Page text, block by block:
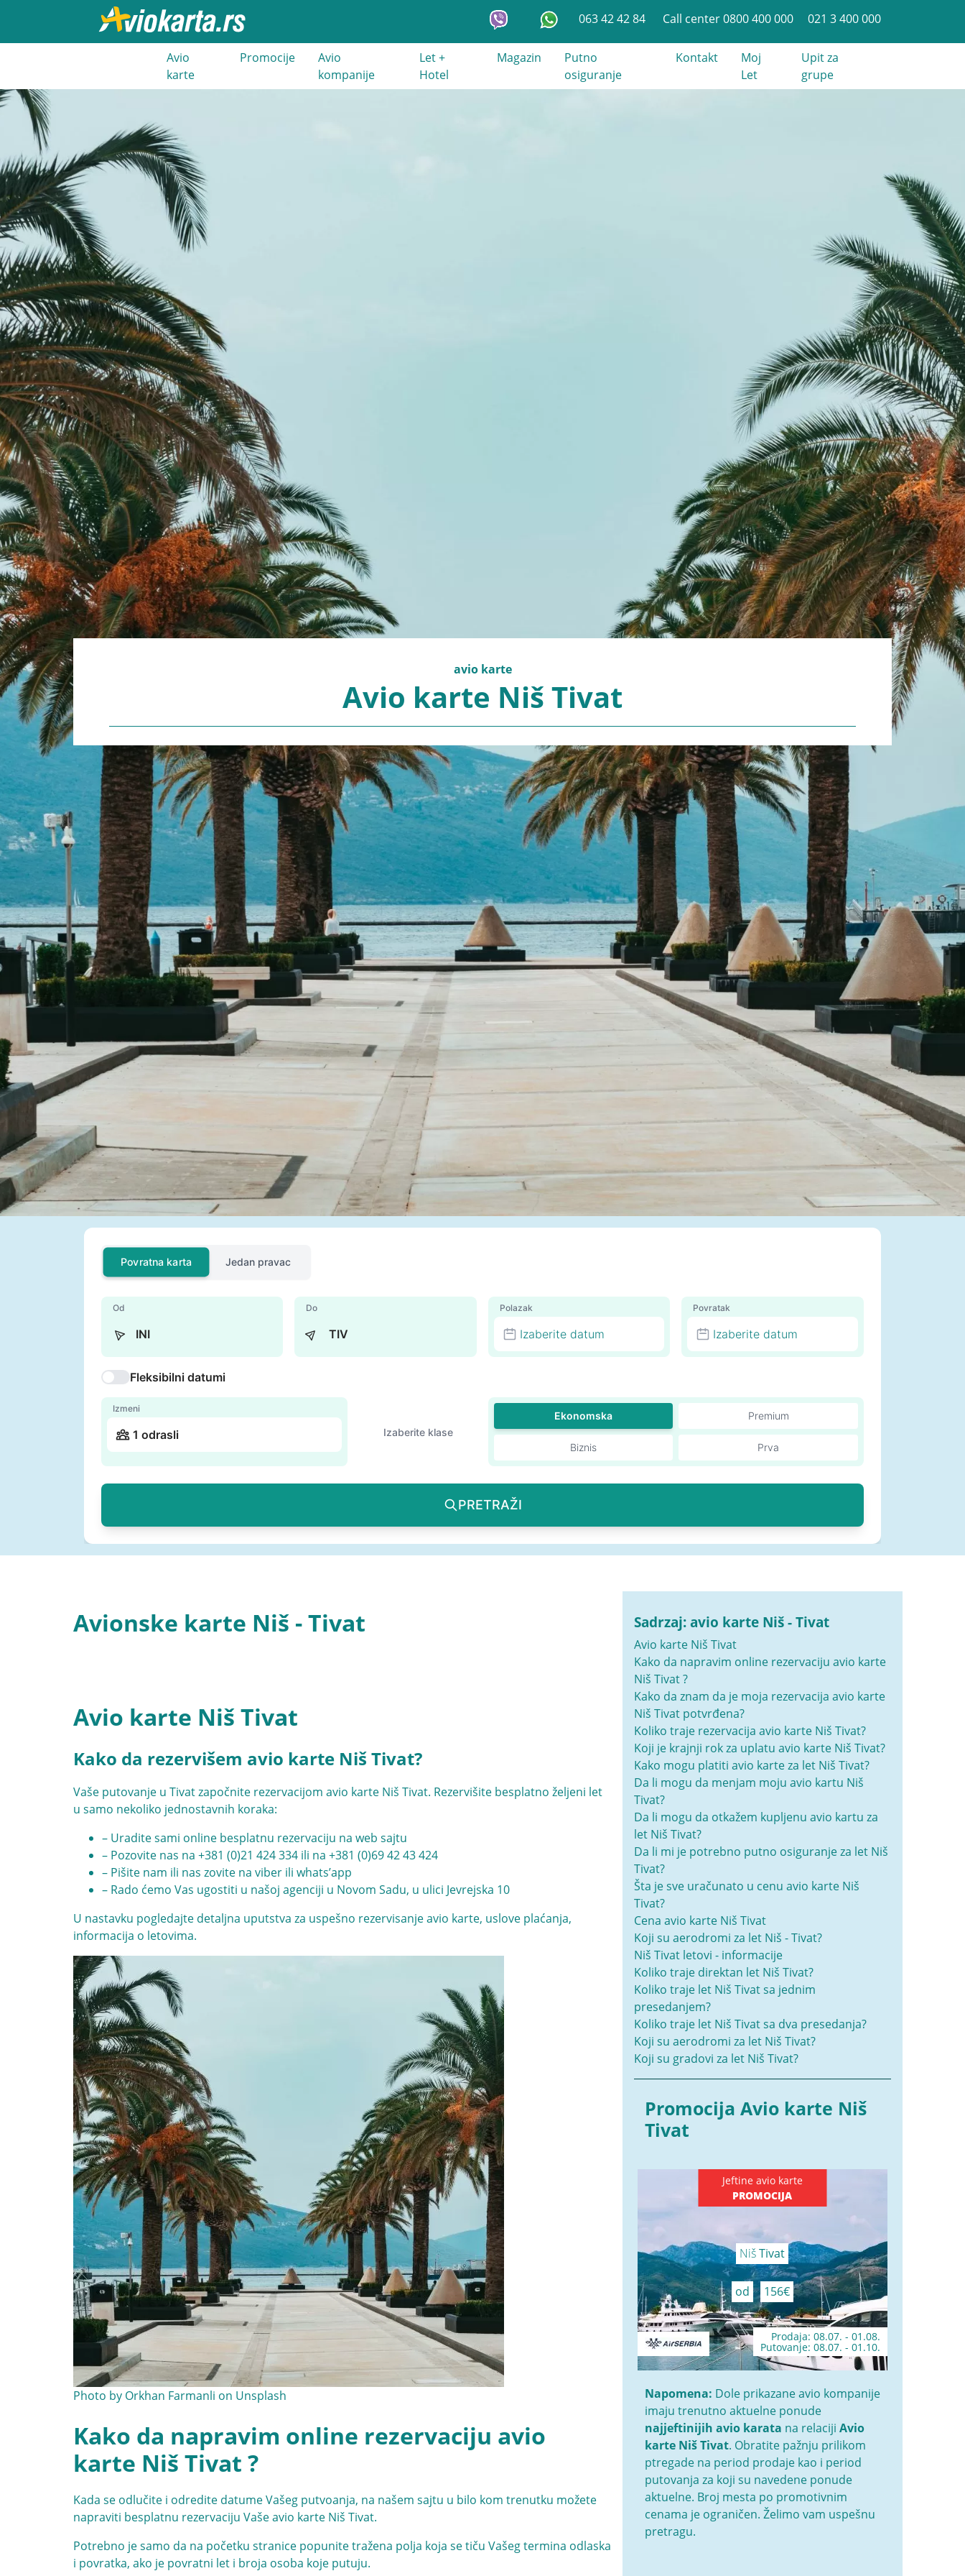
063 42 42 84 Call center 0800 400 000 021 3 400 000
Avio
karte
Promocije
Avio
kompanije
Let +
Hotel
Magazin
Putno
osiguranje
Kontakt
Moj
Let
Upit za
grupe
avio karte
Avio karte Niš Tivat
Povratna karta Jedan pravac
Od Do Polazak
Izaberite datum
Povratak
Izaberite datum
Fleksibilni datumi
Izmeni
1 odrasli Izaberite klase
Ekonomska Premium
Biznis Prva
PRETRAŽI
Avionske karte Niš - Tivat
Avio karte Niš Tivat
Kako da rezervišem avio karte Niš Tivat?
Vaše putovanje u Tivat započnite rezervacijom avio karte Niš Tivat. Rezervišite besplatno željeni let
u samo nekoliko jednostavnih koraka:
– Uradite sami online besplatnu rezervaciju na web sajtu
– Pozovite nas na +381 (0)21 424 334 ili na +381 (0)69 42 43 424
– Pišite nam ili nas zovite na viber ili whats’app
– Rado ćemo Vas ugostiti u našoj agenciji u Novom Sadu, u ulici Jevrejska 10
U nastavku pogledajte detaljna uputstva za uspešno rezervisanje avio karte, uslove plaćanja,
informacija o letovima.
Photo by Orkhan Farmanli on Unsplash
Kako da napravim online rezervaciju avio
karte Niš Tivat ?
Kada se odlučite i odredite datume Vašeg putvoanja, na našem sajtu u bilo kom trenutku možete
napraviti besplatnu rezervaciju Vaše avio karte Niš Tivat.
Potrebno je samo da na početku stranice popunite tražena polja koja se tiču Vašeg termina odlaska
i povratka, ako je povratni let i broja osoba koje putuju.
Sadrzaj: avio karte Niš - Tivat
Avio karte Niš Tivat
Kako da napravim online rezervaciju avio karte
Niš Tivat ?
Kako da znam da je moja rezervacija avio karte
Niš Tivat potvrđena?
Koliko traje rezervacija avio karte Niš Tivat?
Koji je krajnji rok za uplatu avio karte Niš Tivat?
Kako mogu platiti avio karte za let Niš Tivat?
Da li mogu da menjam moju avio kartu Niš
Tivat?
Da li mogu da otkažem kupljenu avio kartu za
let Niš Tivat?
Da li mi je potrebno putno osiguranje za let Niš
Tivat?
Šta je sve uračunato u cenu avio karte Niš
Tivat?
Cena avio karte Niš Tivat
Koji su aerodromi za let Niš - Tivat?
Niš Tivat letovi - informacije
Koliko traje direktan let Niš Tivat?
Koliko traje let Niš Tivat sa jednim
presedanjem?
Koliko traje let Niš Tivat sa dva presedanja?
Koji su aerodromi za let Niš Tivat?
Koji su gradovi za let Niš Tivat?
Promocija Avio karte Niš
Tivat
Jeftine avio karte
PROMOCIJA
NišTivat
od 156€
Prodaja: 08.07. - 01.08.
Putovanje: 08.07. - 01.10.
Napomena: Dole prikazane avio kompanije
imaju trenutno aktuelne ponude
najjeftinijih avio karata na relaciji Avio
karte Niš Tivat. Obratite pažnju prilikom
ptregade na period prodaje kao i period
putovanja za koji su navedene ponude
aktuelne. Broj mesta po promotivnim
cenama je ograničen. Želimo vam uspešnu
pretragu.